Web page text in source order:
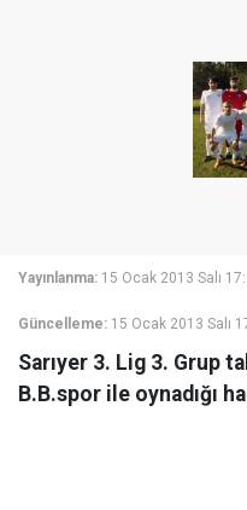
Yayınlanma: 15 Ocak 2013 Salı
Güncelleme: 15 Ocak 2013 Salı
Sarıyer 3. Lig 3. Grup
B.B.spor ile oynadığı